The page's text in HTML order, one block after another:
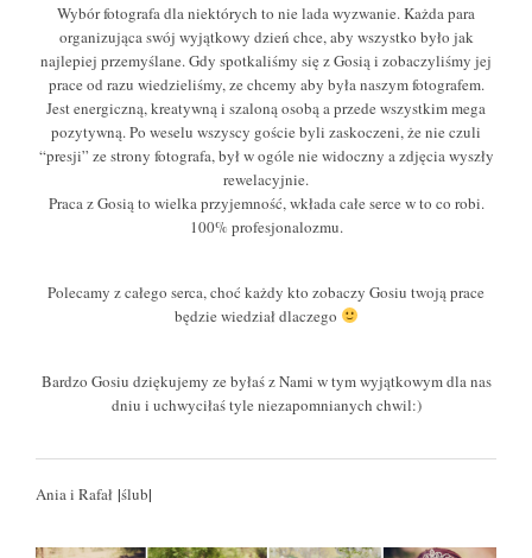
Wybór fotografa dla niektórych to nie lada wyzwanie. Każda para
organizująca swój wyjątkowy dzień chce, aby wszystko było jak
najlepiej przemyślane. Gdy spotkaliśmy się z Gosią i zobaczyliśmy jej
prace od razu wiedzieliśmy, ze chcemy aby była naszym fotografem.
Jest energiczną, kreatywną i szaloną osobą a przede wszystkim mega
pozytywną. Po weselu wszyscy goście byli zaskoczeni, że nie czuli
“presji” ze strony fotografa, był w ogóle nie widoczny a zdjęcia wyszły
rewelacyjnie.
Praca z Gosią to wielka przyjemność, wkłada całe serce w to co robi.
100% profesjonalozmu.
Polecamy z całego serca, choć każdy kto zobaczy Gosiu twoją prace
będzie wiedział dlaczego
Bardzo Gosiu dziękujemy ze byłaś z Nami w tym wyjątkowym dla nas
dniu i uchwyciłaś tyle niezapomnianych chwil:)
Ania i Rafał |ślub|